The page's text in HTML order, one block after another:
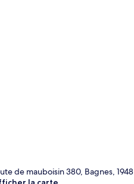
de mauboisin 380, Bagnes, 1948